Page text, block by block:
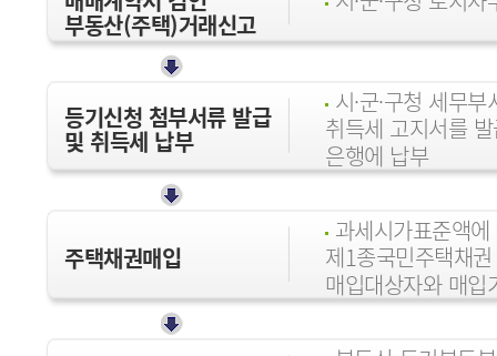
부동산(주택)거래신고
등기신청 첨부서류 발급
및 취득세 납부
시·군·구청 세무부
취득세 고지서를
은행에 납부
주택채권매입
과세시가표준액
제1종국민주택채권
매입대상자와 매입